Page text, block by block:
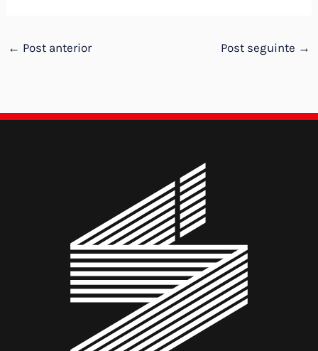
← Post anterior Post seguinte →